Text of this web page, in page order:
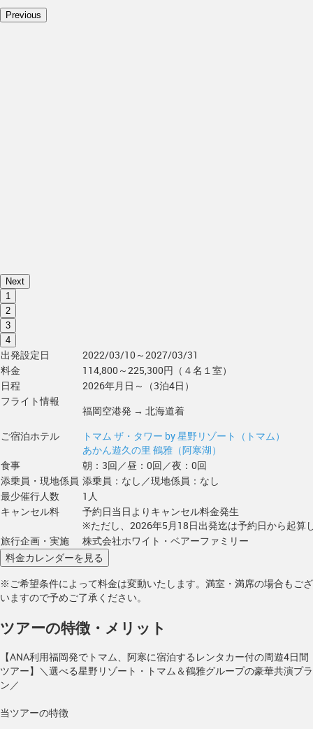
Previous
Next
1
2
3
4
出発設定日
2022/03/10～2027/03/31
料金
114,800～225,300円（４名１室）
日程
2026年月日～（3泊4日）
フライト情報
福岡空港発 → 北海道着
ご宿泊ホテル
トマム ザ・タワー by 星野リゾート（トマム）
あかん遊久の里 鶴雅（阿寒湖）
食事
朝：3回／昼：0回／夜：0回
添乗員・現地係員 添乗員：なし／現地係員：なし
最少催行人数
1人
キャンセル料
予約日当日よりキャンセル料金発生
※ただし、2026年5月18日出発迄は予約日から起算
旅行企画・実施
株式会社ホワイト・ベアーファミリー
※ご希望条件によって料金は変動いたします。満室・満席の場合もござ
いますので予めご了承ください。
ツアーの特徴・メリット
【ANA利用福岡発でトマム、阿寒に宿泊するレンタカー付の周遊4日間
ツアー】＼選べる星野リゾート・トマム＆鶴雅グループの豪華共演プラ
ン／
当ツアーの特徴